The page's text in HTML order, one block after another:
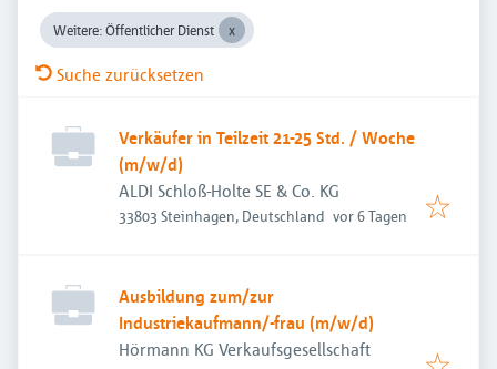
Weitere: Öffentlicher Dienst
Suche zurücksetzen
Verkäufer in Teilzeit 21-25 Std. / Woche
(m/w/d)
ALDI Schloß-Holte SE & Co. KG
33803 Steinhagen, Deutschland Veröffentlicht
vor 6 Tagen
Ausbildung zum/zur
Industriekaufmann/-frau (m/w/d)
Hörmann KG Verkaufsgesellschaft